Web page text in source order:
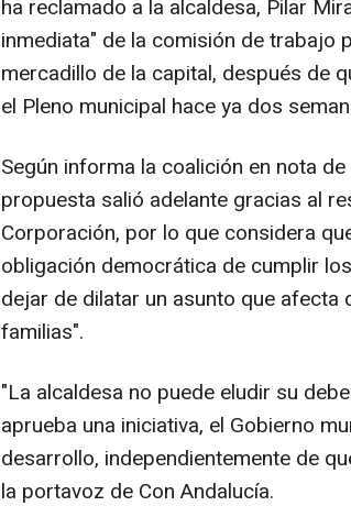
ha reclamado a la alcaldesa, Pilar
inmediata" de la comisión de trabajo
mercadillo de la capital, después de
el Pleno municipal hace ya dos
Según informa la coalición en nota
propuesta salió adelante gracias al
Corporación, por lo que considera
obligación democrática de cumplir
dejar de dilatar un asunto que
familias".
"La alcaldesa no puede eludir su
aprueba una iniciativa, el Gobierno
desarrollo, independientemente de
la portavoz de Con Andalucía.